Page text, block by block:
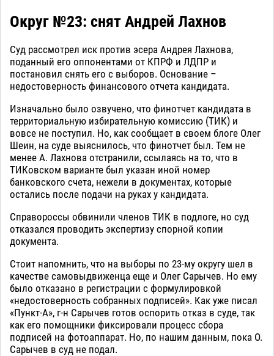
Округ №23: снят Андрей Лахнов
Суд рассмотрел иск против эсера Андрея Лахнова,
поданный его оппонентами от КПРФ и ЛДПР и
постановил снять его с выборов. Основание –
недостоверность финансового отчета кандидата.
Изначально было озвучено, что финотчет кандидата в
территориальную избирательную комиссию (ТИК) и
вовсе не поступил. Но, как сообщает в своем блоге Олег
Шеин, на суде выяснилось, что финотчет был. Тем не
менее А. Лахнова отстранили, ссылаясь на то, что в
ТИКовском варианте был указан иной номер
банковского счета, нежели в документах, которые
остались после подачи на руках у кандидата.
Справороссы обвинили членов ТИК в подлоге, но суд
отказался проводить экспертизу спорной копии
документа.
Стоит напомнить, что на выборы по 23-му округу шел в
качестве самовыдвиженца еще и Олег Сарычев. Но ему
было отказано в регистрации с формулировкой
«недостоверность собранных подписей». Как уже писал
«Пункт-А», г-н Сарычев готов оспорить отказ в суде, так
как его помощники фиксировали процесс сбора
подписей на фотоаппарат. Но, по нашим данным, пока О.
Сарычев в суд не подал.